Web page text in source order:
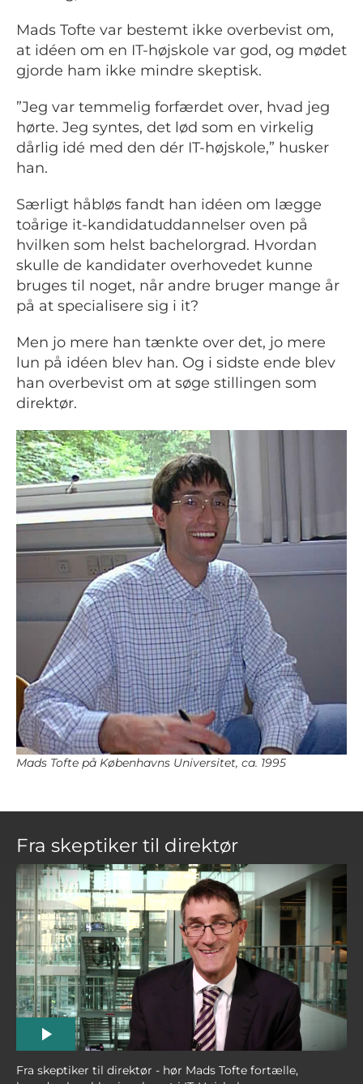
Mads Tofte var bestemt ikke overbevist om,
at idéen om en IT-højskole var god, og mødet
gjorde ham ikke mindre skeptisk.
”Jeg var temmelig forfærdet over, hvad jeg
hørte. Jeg syntes, det lød som en virkelig
dårlig idé med den dér IT-højskole,” husker
han.
Særligt håbløs fandt han idéen om lægge
toårige it-kandidatuddannelser oven på
hvilken som helst bachelorgrad. Hvordan
skulle de kandidater overhovedet kunne
bruges til noget, når andre bruger mange år
på at specialisere sig i it?
Men jo mere han tænkte over det, jo mere
lun på idéen blev han. Og i sidste ende blev
han overbevist om at søge stillingen som
direktør.
Mads Tofte på Københavns Universitet, ca. 1995
Fra skeptiker til direktør
Fra skeptiker til direktør - hør Mads Tofte fortælle,